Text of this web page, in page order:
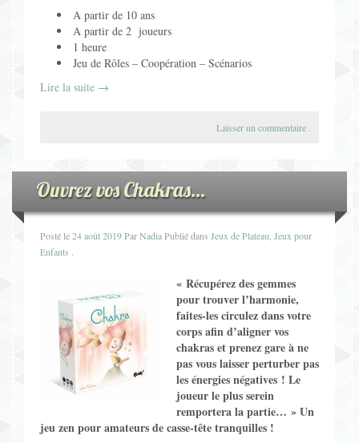
A partir de 10 ans
A partir de 2 joueurs
1 heure
Jeu de Rôles – Coopération – Scénarios
Lire la suite →
Laisser un commentaire
Ouvrez vos Chakras…
Posté le24 août 2019ParNadiaPublié dans Jeux de Plateau Jeux pour
Enfants
« Récupérez des gemmes
pour trouver l’harmonie,
faites-les circulez dans votre
corps afin d’aligner vos
chakras et prenez gare à ne
pas vous laisser perturber pas
les énergies négatives ! Le
joueur le plus serein
remportera la partie… » Un
jeu zen pour amateurs de casse-tête tranquilles !